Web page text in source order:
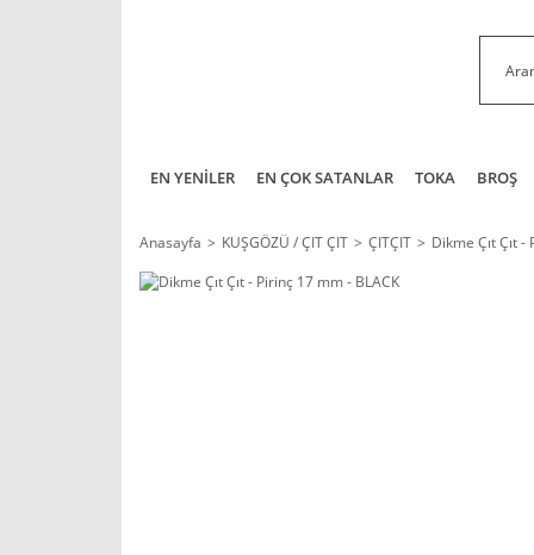
EN YENİLER EN ÇOK SATANLAR TOKA BROŞ
Anasayfa KUŞGÖZÜ / ÇIT ÇIT ÇITÇIT Dikme Çıt Çıt